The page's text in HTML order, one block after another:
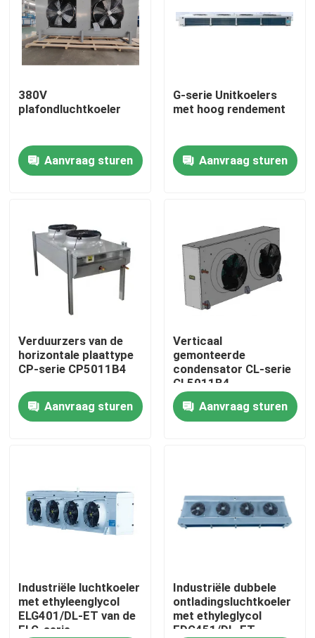
Thuis
Producten
Over Ons
Fabriekstour
Kwaliteitscontrole
Nieuws
Vraag een offerte
koelkamer verdamper
380V
plafondluchtkoeler
Aanvraag sturen
G-serie Unitkoelers
met hoog rendement
Aanvraag sturen
Verduurzers van de
horizontale plaattype
CP-serie CP5011B4
Aanvraag sturen
Verticaal
gemonteerde
condensator CL-serie
CL5011B4
Aanvraag sturen
Industriële luchtkoeler
met ethyleenglycol
ELG401/DL-ET van de
ELG-serie
Industriële dubbele
ontladingsluchtkoeler
met ethyleglycol
EDG451/DL-ET